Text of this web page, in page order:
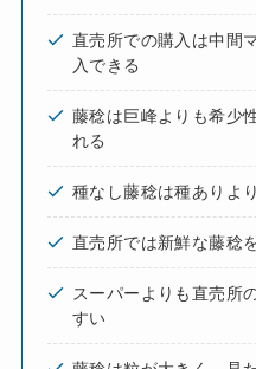
直売所での購入は中間
入できる
藤稔は巨峰よりも希少
れる
種なし藤稔は種ありよ
直売所では新鮮な藤稔
スーパーよりも直売所
すい